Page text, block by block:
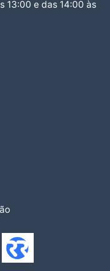
13:00 e das 14:00 às